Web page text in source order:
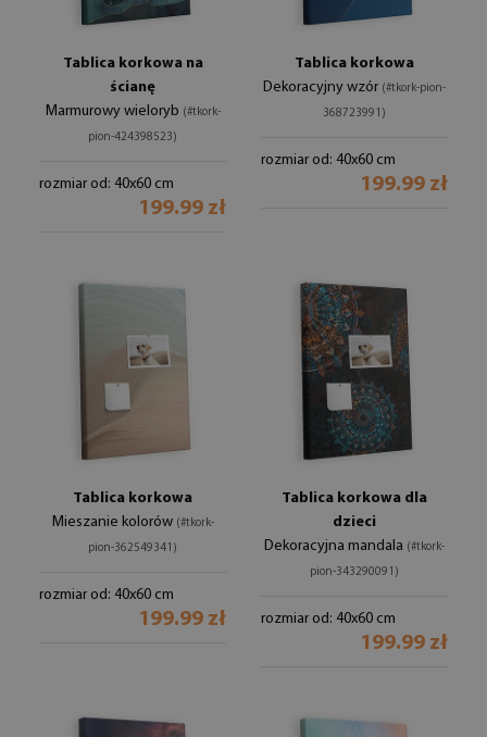
Tablica korkowa na
ścianę
Marmurowy wieloryb (#tkork-
pion-424398523)
rozmiar od: 40x60 cm
199.99 zł
Tablica korkowa
Dekoracyjny wzór (#tkork-pion-
368723991)
rozmiar od: 40x60 cm
199.99 zł
Tablica korkowa
Mieszanie kolorów (#tkork-
pion-362549341)
rozmiar od: 40x60 cm
199.99 zł
Tablica korkowa dla
dzieci
Dekoracyjna mandala (#tkork-
pion-343290091)
rozmiar od: 40x60 cm
199.99 zł